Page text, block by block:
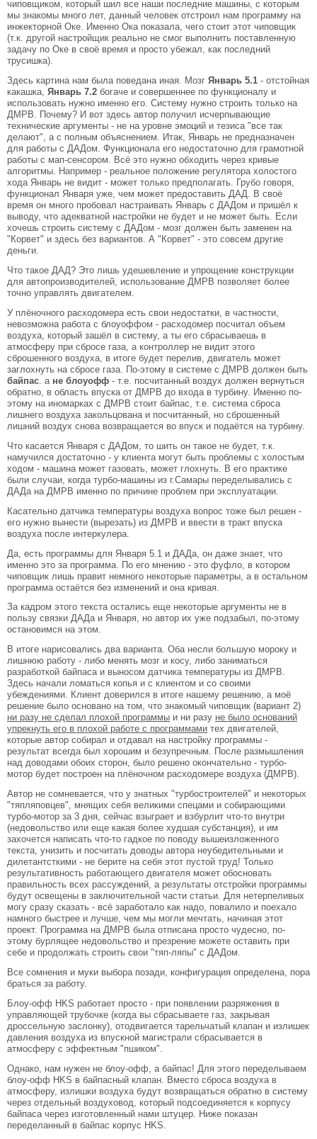
чиповщиком, который шил все наши последние машины, с которым
мы знакомы много лет, данный человек отстроил нам программу на
инжекторной Оке. Именно Ока показала, чего стоит этот чиповщик
(т.к. другой настройщик реально не смог выполнить поставленную
задачу по Оке в своё время и просто убежал, как последний
трусишка).
Здесь картина нам была поведана иная. Мозг Январь 5.1 - отстойная
какашка, Январь 7.2 богаче и совершеннее по функционалу и
использовать нужно именно его. Систему нужно строить только на
ДМРВ. Почему? И вот здесь автор получил исчерпывающие
технические аргументы - не на уровне эмоций и тезиса "все так
делают", а с полным объяснением. Итак, Январь не предназначен
для работы с ДАДом. Функционала его недостаточно для грамотной
работы с мап-сенсором. Всё это нужно обходить через кривые
алгоритмы. Например - реальное положение регулятора холостого
хода Январь не видит - может только предполагать. Грубо говоря,
функционал Января уже, чем может предоставить ДАД. В своё
время он много пробовал настраивать Январь с ДАДом и пришёл к
выводу, что адекватной настройки не будет и не может быть. Если
хочешь строить систему с ДАДом - мозг должен быть заменен на
"Корвет" и здесь без вариантов. А "Корвет" - это совсем другие
деньги.
Что такое ДАД? Это лишь удешевление и упрощение конструкции
для автопроизводителей, использование ДМРВ позволяет более
точно управлять двигателем.
У плёночного расходомера есть свои недостатки, в частности,
невозможна работа с блоуоффом - расходомер посчитал объем
воздуха, который зашёл в систему, а ты его сбрасываешь в
атмосферу при сбросе газа, а контроллер не видит этого
сброшенного воздуха, в итоге будет перелив, двигатель может
заглохнуть на сбросе газа. По-этому в системе с ДМРВ должен быть
байпас . а не блоуофф - т.е. посчитанный воздух должен вернуться
обратно, в область впуска от ДМРВ до входа в турбину. Именно по-
этому на иномарках с ДМРВ стоит байпас, т.е. система сброса
лишнего воздуха закольцована и посчитанный, но сброшенный
лишний воздух снова возвращается во впуск и подаётся на турбину.
Что касается Января с ДАДом, то шить он такое не будет, т.к.
намучился достаточно - у клиента могут быть проблемы с холостым
ходом - машина может газовать, может глохнуть. В его практике
были случаи, когда турбо-машины из г.Самары переделывались с
ДАДа на ДМРВ именно по причине проблем при эксплуатации.
Касательно датчика температуры воздуха вопрос тоже был решен -
его нужно вынести (вырезать) из ДМРВ и ввести в тракт впуска
воздуха после интеркулера.
Да, есть программы для Января 5.1 и ДАДа, он даже знает, что
именно это за программа. По его мнению - это фуфло, в котором
чиповщик лишь правит немного некоторые параметры, а в остальном
программа остаётся без изменений и она кривая.
За кадром этого текста остались еще некоторые аргументы не в
пользу связки ДАДа и Января, но автор их уже подзабыл, по-этому
остановимся на этом.
В итоге нарисовались два варианта. Оба несли большую мороку и
лишнюю работу - либо менять мозг и косу, либо заниматься
разработкой байпаса и выносом датчика температуры из ДМРВ.
Здесь начали ломаться копья и с клиентом и со своими
убеждениями. Клиент доверился в итоге нашему решению, а моё
решение было основано на том, что знакомый чиповщик (вариант 2)
ни разу не сделал плохой программы и ни разу не было оснований
упрекнуть его в плохой работе с программами тех двигателей,
которые автор собирал и отдавал на настройку программы -
результат всегда был хорошим и безупречным. После размышления
над доводами обоих сторон, было решено окончательно - турбо-
мотор будет построен на плёночном расходомере воздуха (ДМРВ).
Автор не сомневается, что у знатных "турбостроителей" и некоторых
"тяпляповцев", мнящих себя великими спецами и собирающими
турбо-мотор за 3 дня, сейчас взыграет и взбурлит что-то внутри
(недовольство или еще какая более худшая субстанция), и им
захочется написать что-то гадкое по поводу вышеизложенного
текста, унизить и посчитать доводы автора неубедительными и
дилетантсткими - не берите на себя этот пустой труд! Только
результативность работающего двигателя может обосновать
правильность всех рассуждений, а результаты отстройки программы
будут освещены в заключительной части статьи. Для нетерпеливых
могу сразу сказать - всё заработало как надо, повалило и поехало
намного быстрее и лучше, чем мы могли мечтать, начиная этот
проект. Программа на ДМРВ была отписана просто чудесно, по-
этому бурлящее недовольство и презрение можете оставить при
себе и продолжать строить свои "тяп-ляпы" с ДАДом.
Все сомнения и муки выбора позади, конфигурация определена, пора
браться за работу.
Блоу-офф HKS работает просто - при появлении разряжения в
управляющей трубочке (когда вы сбрасываете газ, закрывая
дроссельную заслонку), отодвигается тарельчатый клапан и излишек
давления воздуха из впускной магистрали сбрасывается в
атмосферу с эффектным "пшиком".
Однако, нам нужен не блоу-офф, а байпас! Для этого переделываем
блоу-офф HKS в байпасный клапан. Вместо сброса воздуха в
атмосферу, излишки воздуха будут возвращаться обратно в систему
через отдельный воздуховод, который подсоединяется к корпусу
байпаса через изготовленный нами штуцер. Ниже показан
переделанный в байпас корпус HKS.